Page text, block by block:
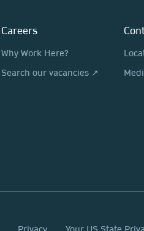
Careers
Why Work Here?
Search our vacancies ↗